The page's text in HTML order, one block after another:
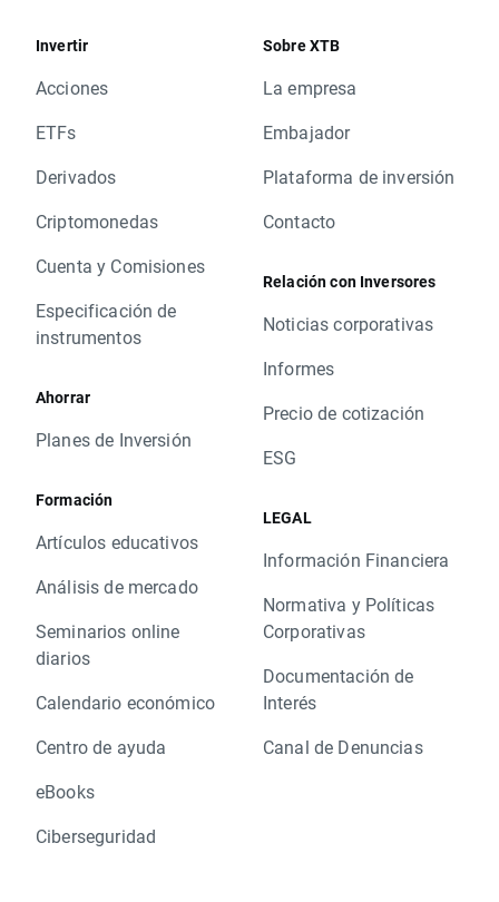
Invertir
Acciones
ETFs
Derivados
Criptomonedas
Cuenta y Comisiones
Especificación de
instrumentos
Ahorrar
Planes de Inversión
Formación
Artículos educativos
Análisis de mercado
Seminarios online
diarios
Calendario económico
Centro de ayuda
eBooks
Ciberseguridad
Sobre XTB
La empresa
Embajador
Plataforma de inversión
Contacto
Relación con Inversores
Noticias corporativas
Informes
Precio de cotización
ESG
LEGAL
Información Financiera
Normativa y Políticas
Corporativas
Documentación de
Interés
Canal de Denuncias